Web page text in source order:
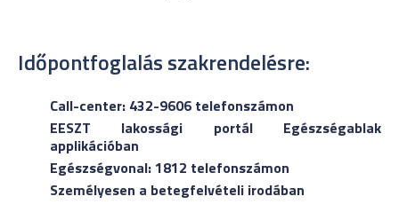
Időpontfoglalás szakrendelésre:
Call-center: 432-9606 telefonszámon
EESZT lakossági portál Egészségablak
applikációban
Egészségvonal: 1812 telefonszámon
Személyesen a betegfelvételi irodában